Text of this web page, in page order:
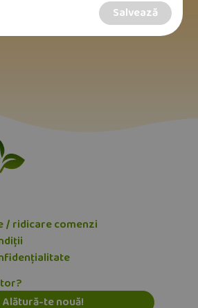
/ ridicare comenzi
Alătură-te nouă!
Salvează